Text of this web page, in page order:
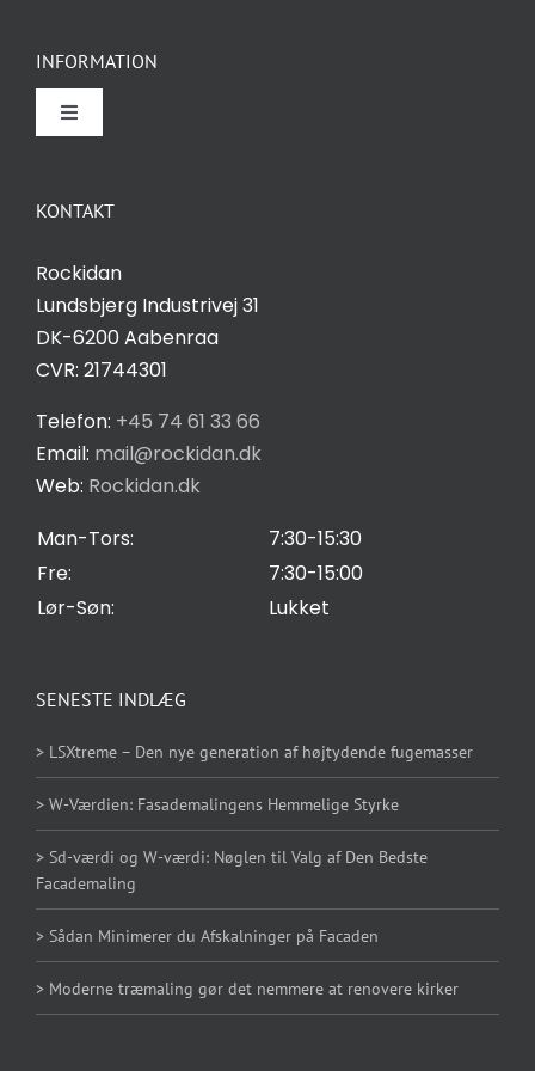
KONTAKT
Rockidan
Lundsbjerg Industrivej 31
DK-6200 Aabenraa
CVR: 21744301
Telefon: +45 74 61 33 66
Email: mail@rockidan.dk
Web: Rockidan.dk
Man-Tors:
7:30-15:30
Fre:
7:30-15:00
Lør-Søn:
Lukket
INFORMATION
Toggle
Salgs- og leveringsbetingelser
Privatlivspolitik
Cookie Indstilling
SENESTE INDLÆG
> LSXtreme – Den nye generation af højtydende fugemasser
> W-Værdien: Fasademalingens Hemmelige Styrke
> Sd-værdi og W-værdi: Nøglen til Valg af Den Bedste
Facademaling
> Sådan Minimerer du Afskalninger på Facaden
> Moderne træmaling gør det nemmere at renovere kirker
chancen
personligt
tilpasset
tilbud.